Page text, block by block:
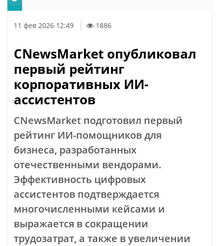
11 фев 2026 12:49 1886
CNewsMarket опубликовал
первый рейтинг
корпоративных ИИ-
ассистентов
CNewsMarket подготовил первый
рейтинг ИИ-помощников для
бизнеса, разработанных
отечественными вендорами.
Эффективность цифровых
ассистентов подтверждается
многочисленными кейсами и
выражается в сокращении
трудозатрат, а также в увеличении